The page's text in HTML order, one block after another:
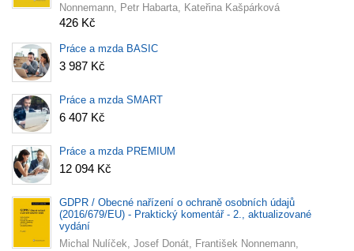
Nonnemann, Petr Habarta, Kateřina Kašpárková
426 Kč
Práce a mzda BASIC
3 987 Kč
Práce a mzda SMART
6 407 Kč
Práce a mzda PREMIUM
12 094 Kč
GDPR / Obecné nařízení o ochraně osobních údajů
(2016/679/EU) - Praktický komentář - 2., aktualizované
vydání
Michal Nulíček, Josef Donát, František Nonnemann,